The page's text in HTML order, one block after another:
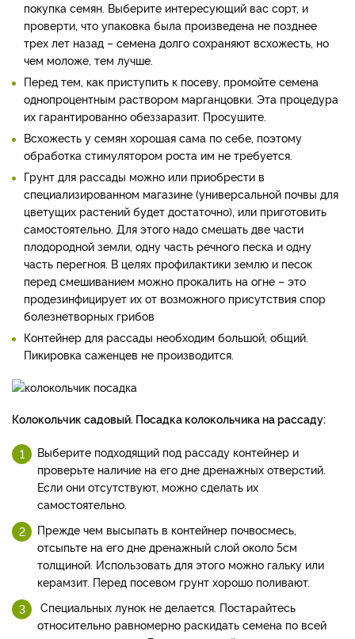
покупка семян. Выберите интересующий вас сорт, и
проверти, что упаковка была произведена не позднее
трех лет назад – семена долго сохраняют всхожесть, но
чем моложе, тем лучше.
Перед тем, как приступить к посеву, промойте семена
однопроцентным раствором марганцовки. Эта процедура
их гарантированно обеззаразит. Просушите.
Всхожесть у семян хорошая сама по себе, поэтому
обработка стимулятором роста им не требуется.
Грунт для рассады можно или приобрести в
специализированном магазине (универсальной почвы для
цветущих растений будет достаточно), или приготовить
самостоятельно. Для этого надо смешать две части
плодородной земли, одну часть речного песка и одну
часть перегноя. В целях профилактики землю и песок
перед смешиванием можно прокалить на огне – это
продезинфицирует их от возможного присутствия спор
болезнетворных грибов
Контейнер для рассады необходим большой, общий.
Пикировка саженцев не производится.
Колокольчик садовый. Посадка колокольчика на рассаду:
Выберите подходящий под рассаду контейнер и
проверьте наличие на его дне дренажных отверстий.
Если они отсутствуют, можно сделать их
самостоятельно.
Прежде чем высыпать в контейнер почвосмесь,
отсыпьте на его дне дренажный слой около 5см
толщиной. Использовать для этого можно гальку или
керамзит. Перед посевом грунт хорошо поливают.
Специальных лунок не делается. Постарайтесь
относительно равномерно раскидать семена по всей